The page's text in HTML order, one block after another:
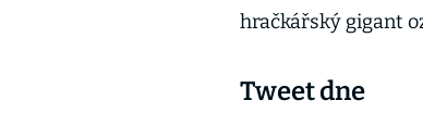
hračkářský gigant
Tweet dne